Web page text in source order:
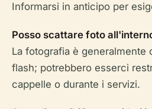
Informarsi in anticipo per
Posso scattare foto
La fotografia è generalmente
flash; potrebbero esserci
cappelle o durante i servizi.